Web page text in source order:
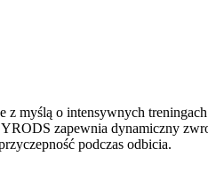
myślą o intensywnych
zapewnia dynamiczny
podczas odbicia.